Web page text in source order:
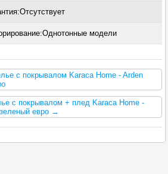
модели
с покрывалом Karaca Home - Arden
с покрывалом + плед Karaca Home -
евро →